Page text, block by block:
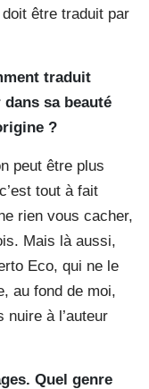
être traduit par
traduit
sa beauté
?
peut être plus
tout à fait
rien vous cacher,
Mais là aussi,
Eco, qui ne le
au fond de moi,
à l’auteur
Quel genre